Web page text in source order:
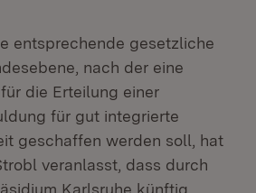
entsprechende gesetzliche
nach der eine
die Erteilung einer
für gut integrierte
geschaffen werden soll, hat
veranlasst, dass durch
Karlsruhe künftig